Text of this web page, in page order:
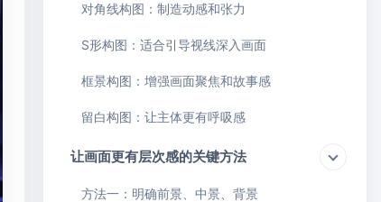
对角线构图：制造动感和张力
S形构图：适合引导视线深入画面
框景构图：增强画面聚焦和故事感
留白构图：让主体更有呼吸感
让画面更有层次感的关键方法
方法一：明确前景、中景、背景